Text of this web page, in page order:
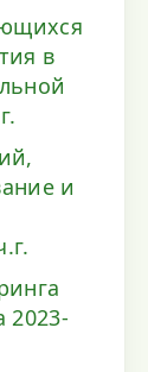
в
и
2023-